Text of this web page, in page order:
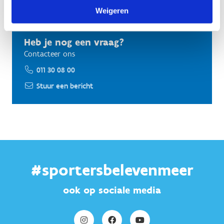
Weigeren
Heb je nog een vraag?
Contacteer ons
011 30 08 00
Stuur een bericht
#sportersbelevenmeer
ook op sociale media